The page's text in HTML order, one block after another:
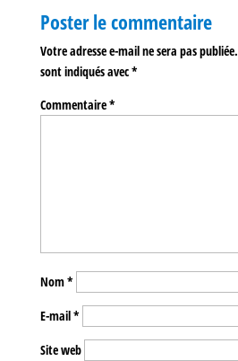
Poster le commentaire
Votre adresse e-mail ne sera pas publiée.
sont indiqués avec*
Commentaire*
Nom*
E-mail*
Site web